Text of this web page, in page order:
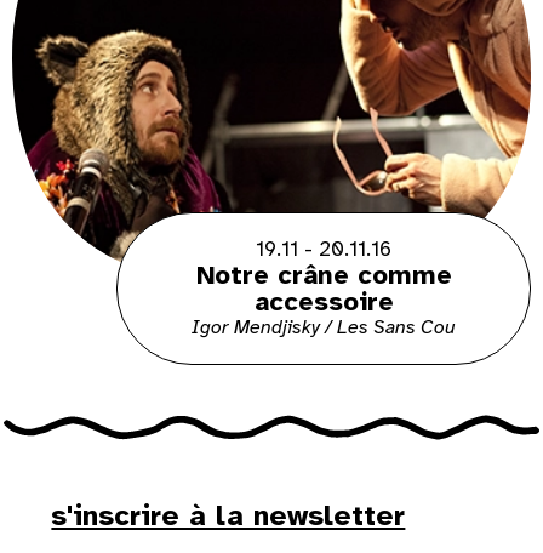
19.11 - 20.11.16
Notre crâne comme
accessoire
Igor Mendjisky / Les Sans Cou
s'inscrire à la newsletter